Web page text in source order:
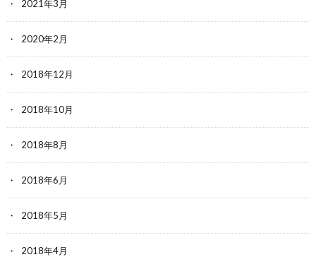
2021年3月
2020年2月
2018年12月
2018年10月
2018年8月
2018年6月
2018年5月
2018年4月